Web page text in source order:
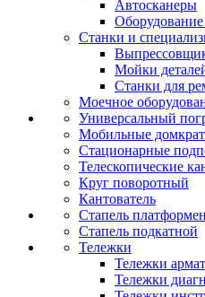
Автосканеры
Станки и
Мойки
Станки для
Моечное
Универсальный
Мобильные
Стационарные
Телескопические
Круг поворотный
Кантователь
Стапель
Стапель подкатной
Тележки
Тележки
Тележки